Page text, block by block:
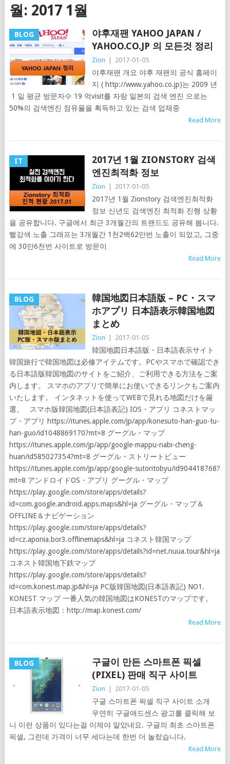
월: 2017 1월
BLOG
야후재팬 YAHOO JAPAN /
YAHOO.CO.JP 의 모든것 정리
Zion 2017-01-05
야후재팬 개요 야후 재팬의 공식 홈페이
지 ( http://www.yahoo.co.jp)는 2009 년
1 일 평균 방문자수 19 억visit를 자랑 일본의 검색 엔진 으로는
50%의 검색엔진 점유율을 획득하고 있는 검색 업체중
Read More
IT
2017년 1월 ZIONSTORY 검색
엔진최적화 정보
Zion 2017-01-05
2017년 1월 Zionstory 검색엔진최적화
정보 신년도 검색엔진 최적화 진행 상황
을 공유합니다. 구글에서 최근 3개월간의 트랜드도 공유해 봅니다.
빨강색 노출 그래프는 3개월간 1천2백62만번 노출이 되었고, 그중
에 30만6천번 사이트로 방문이
Read More
BLOG
韓国地図日本語版 – PC・スマ
ホアプリ 日本語表示韓国地図
まとめ
Zion 2017-01-05
韓国地図日本語版・日本語表示サイト
韓国旅行で韓国地図は必修アイテムです。PCやスマホで確認でき
る日本語版韓国地図のサイトをご紹介、ご利用できる方法をご案
内します。 スマホのアプリで簡単にお使いできるリンクもご案内
いたします。 インタネットを使ってWEBで見れる地図だけを厳
選。 スマホ版韓国地図(日本語表記) IOS・アプリ コネストマッ
プ・アプリ https://itunes.apple.com/jp/app/konesuto-han-guo-tu-
han-guo/id1048869170?mt=8 グーグル・マップ
https://itunes.apple.com/jp/app/google-mappu-nabi-cheng-
huan/id585027354?mt=8 グーグル・ストリートビュー
https://itunes.apple.com/jp/app/google-sutoritobyu/id904418768?
mt=8 アンドロイドOS・アプリ グーグル・マップ
https://play.google.com/store/apps/details?
id=com.google.android.apps.maps&hl=ja グーグル・マップ＆
OFFLINE＆ナビゲーション
https://play.google.com/store/apps/details?
id=cz.aponia.bor3.offlinemaps&hl=ja コネスト韓国マップ
https://play.google.com/store/apps/details?id=net.nuua.tour&hl=ja
コネスト韓国地下鉄マップ
https://play.google.com/store/apps/details?
id=com.konest.map.jp&hl=ja PC版韓国地図(日本語表記) NO1.
KONEST マップ 一番人気の韓国地図はKONESTのマップです。
日本語表示地図：http://map.konest.com/
Read More
BLOG
구글이 만든 스마트폰 픽셀
(PIXEL) 판매 직구 사이트
Zion 2017-01-05
구글 스마트폰 픽셀 직구 사이트 소개
우연히 구글애드센스 광고를 클릭해 보
니 이런 상품이 있다는걸 이제야 알았네요. 구글의 최초 스마트폰
픽셀, 그런데 가격이 너무 세다는데 한번 더 놀랐습니다.
Read More